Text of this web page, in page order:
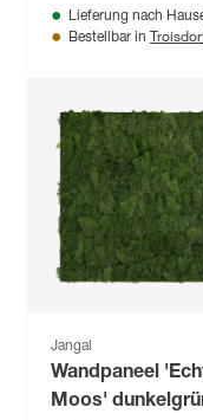
Lieferung nach
Bestellbar in
Jangal
Wandpaneel
Moos'